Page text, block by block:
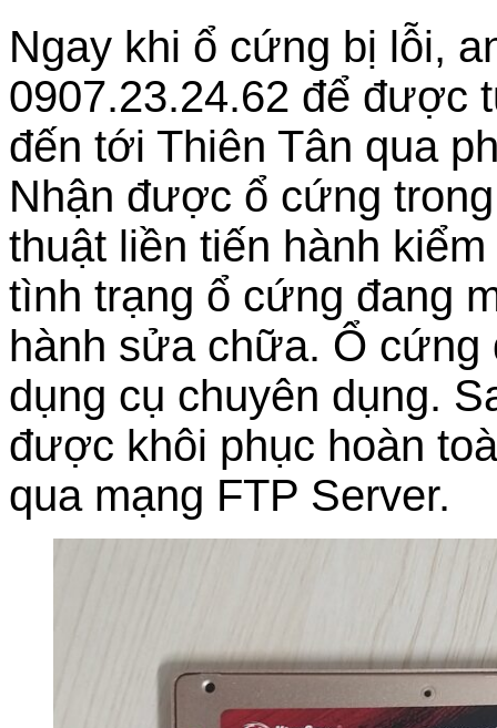
Ngay khi ổ cứng bị lỗi,
0907.23.24.62 để được
đến tới Thiên Tân qua
Nhận được ổ cứng
thuật liền tiến hành
tình trạng ổ cứng đang
hành sửa chữa. Ổ
dụng cụ chuyên dụng.
được khôi phục hoàn
qua mạng FTP Server.